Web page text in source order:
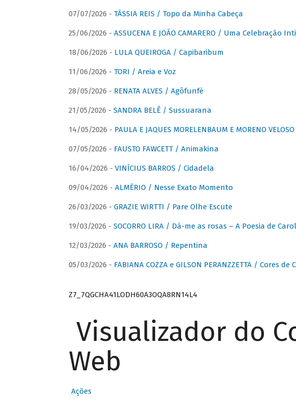
07/07/2026 - TÁSSIA REIS / Topo da Minha Cabeça
25/06/2026 - ASSUCENA E JOÃO CAMARERO / Uma Celebração
18/06/2026 - LULA QUEIROGA / Capibaribum
11/06/2026 - TORI / Areia e Voz
28/05/2026 - RENATA ALVES / Agôfunfè
21/05/2026 - SANDRA BELÊ / Sussuarana
14/05/2026 - PAULA E JAQUES MORELENBAUM E MORENO
07/05/2026 - FAUSTO FAWCETT / Animakina
16/04/2026 - VINÍCIUS BARROS / Cidadela
09/04/2026 - ALMÉRIO / Nesse Exato Momento
26/03/2026 - GRAZIE WIRTTI / Pare Olhe Escute
19/03/2026 - SOCORRO LIRA / Dá-me as rosas – A Poesia de
12/03/2026 - ANA BARROSO / Repentina
05/03/2026 - FABIANA COZZA e GILSON PERANZZETTA / Cores de
Z7_7QGCHA41LODH60A3OQA8RN14L4
Visualizador do
Web
Ações